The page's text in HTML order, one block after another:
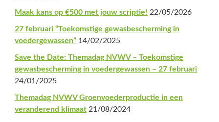
Maak kans op €500 met jouw scriptie! 22/05/2026
27 februari “Toekomstige gewasbescherming in
voedergewassen” 14/02/2025
Save the Date: Themadag NVWV – Toekomstige
gewasbescherming in voedergewassen – 27 februari
24/01/2025
Themadag NVWV Groenvoederproductie in een
veranderend klimaat 21/08/2024